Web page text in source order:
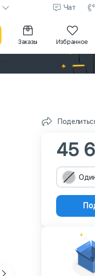
Чат
Заказы Избранное
45